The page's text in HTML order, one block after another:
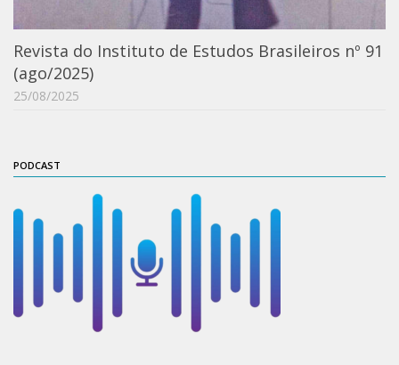
PAE
Matrícula
Depósito da Dissertação
Dissertação Corrigida
Orientadores / Credenciamentos
Orientadores
Credenciamento / Recredenciamento de Orientador
Credenciamento / Recredenciamento de Disciplina
Revista do Instituto de Estudos Brasileiros nº 91
(ago/2025)
25/08/2025
PODCAST